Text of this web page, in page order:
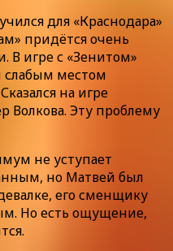
для «Краснодара»
придётся очень
В игре с «Зенитом»
местом
на игре
Волкова. Эту проблему
не уступает
но Матвей был
его сменщику
Но есть ощущение,